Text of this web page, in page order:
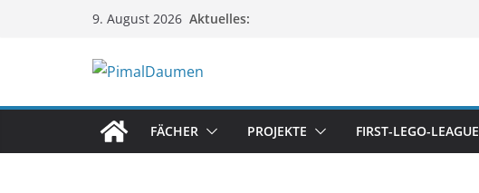
9. August 2026 Aktuelles:
FÄCHER PROJEKTE FIRST-LEGO-LEAGUE